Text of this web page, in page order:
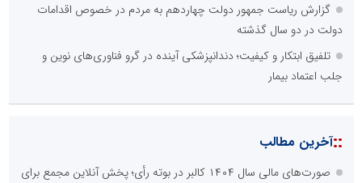
گزارش ریاست جمهور دولت چهاردهم به مردم در خصوص اقدامات
دولت در دو سال گذشته
تلفیق ابتکار و کیفیت؛ دندانپزشکی آینده در گرو فناوری‌های نوین و
جلب اعتماد بیمار
::آخرین مطالب
صورت‌های مالی سال ۱۴۰۴ کالبر در بوته رأی؛ پخش آنلاین مجمع برای